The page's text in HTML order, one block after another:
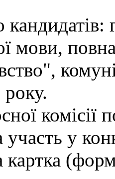
мови,
комісії
участь у
картка